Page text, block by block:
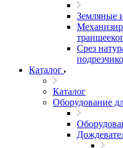
Земляные
Срез
Каталог
Каталог
Оборудование